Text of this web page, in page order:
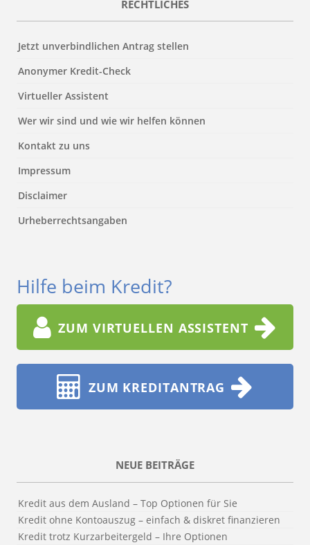
RECHTLICHES
Jetzt unverbindlichen Antrag stellen
Anonymer Kredit-Check
Virtueller Assistent
Wer wir sind und wie wir helfen können
Kontakt zu uns
Impressum
Disclaimer
Urheberrechtsangaben
Hilfe beim Kredit?
ZUM VIRTUELLEN ASSISTENT
ZUM KREDITANTRAG
NEUE BEITRÄGE
Kredit aus dem Ausland – Top Optionen für Sie
Kredit ohne Kontoauszug – einfach & diskret finanzieren
Kredit trotz Kurzarbeitergeld – Ihre Optionen